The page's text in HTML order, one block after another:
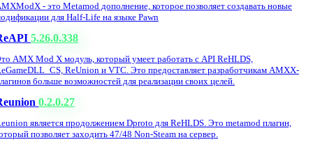
- это Metamod дополнение, которое позволяет создавать новые
для Half-Life на языке Pawn
5.26.0.338
AMX Mod X модуль, который умеет работать с API ReHLDS,
ReUnion и VTC. Это предоставляет разработчикам AMXX-
больше возможностей для реализации своих целей.
0.2.0.27
является продолжением Dproto для ReHLDS. Это metamod плагин,
позволяет заходить 47/48 Non-Steam на сервер.